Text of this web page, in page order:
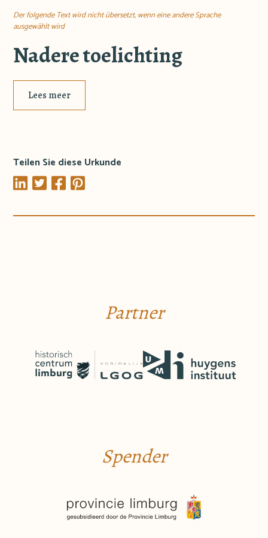
Der folgende Text wird nicht übersetzt, wenn eine andere Sprache
ausgewählt wird
Nadere toelichting
Lees meer
Teilen Sie diese Urkunde
Partner
Spender